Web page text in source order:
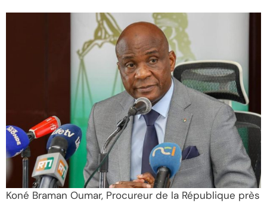
Koné Braman Oumar, Procureur de la République près